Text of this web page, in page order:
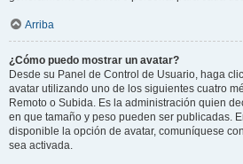
Arriba
¿Cómo puedo mostrar un avatar?
Desde su Panel de Control de Usuario, haga
avatar utilizando uno de los siguientes cuatro
Remoto o Subida. Es la administración quien
en que tamaño y peso pueden ser publicadas.
disponible la opción de avatar, comuníquese
sea activada.